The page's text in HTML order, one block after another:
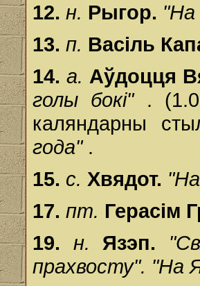
12. н. Рыгор. "На
13. п. Васіль
14. а. Аўдоцця
голы бокі" .
каляндарны
года" .
15. с. Хвядот.
17. пт. Герасім
19. н. Язэп.
прахвосту". "На